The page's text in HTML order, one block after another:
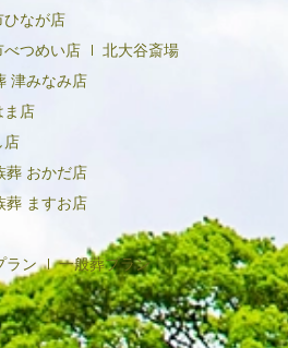
2021年8月
2021年7月
2021年6月
2021年5月
ひなが店
つめい店
北大谷斎場
津みなみ店
ま店
店
葬 おかだ店
葬 ますお店
ラン
一般葬プラン